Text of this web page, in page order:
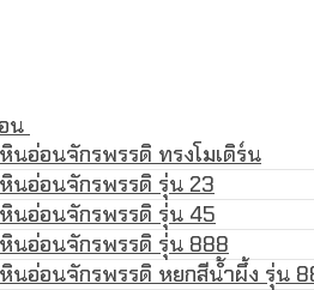
น
นอ่อนจักรพรรดิ ทรงโมเดิร์น
นอ่อนจักรพรรดิ รุ่น 23
นอ่อนจักรพรรดิ รุ่น 45
นอ่อนจักรพรรดิ รุ่น 888
นอ่อนจักรพรรดิ หยกสีน้ำผึ้ง รุ่น